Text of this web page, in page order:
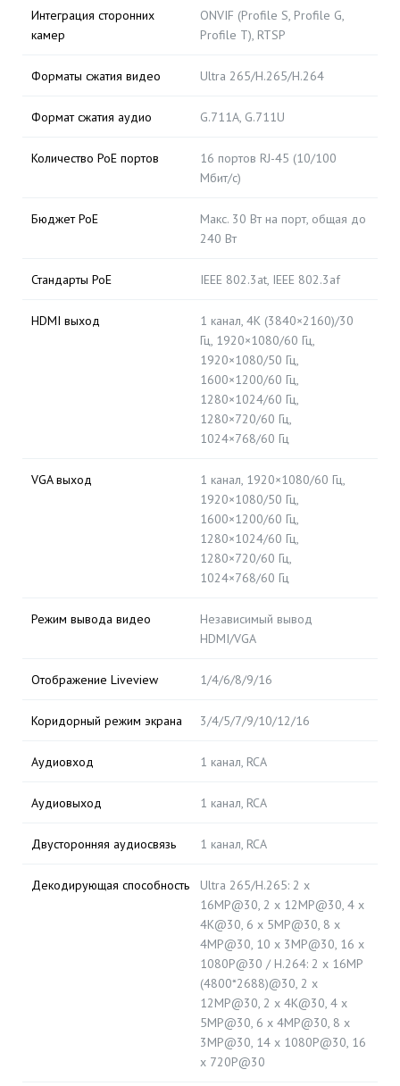
Интеграция сторонних
камер
ONVIF (Profile S, Profile G,
Profile T), RTSP
Форматы сжатия видео Ultra 265/H.265/H.264
Формат сжатия аудио G.711A, G.711U
Количество PoE портов
16 портов RJ-45 (10/100
Мбит/с)
Бюджет PoE
Макс. 30 Вт на порт, общая до
240 Вт
Стандарты PoE IEEE 802.3at, IEEE 802.3af
HDMI выход
1 канал, 4K (3840×2160)/30
Гц, 1920×1080/60 Гц,
1920×1080/50 Гц,
1600×1200/60 Гц,
1280×1024/60 Гц,
1280×720/60 Гц,
1024×768/60 Гц
VGA выход
1 канал, 1920×1080/60 Гц,
1920×1080/50 Гц,
1600×1200/60 Гц,
1280×1024/60 Гц,
1280×720/60 Гц,
1024×768/60 Гц
Режим вывода видео
Независимый вывод
HDMI/VGA
Отображение Liveview 1/4/6/8/9/16
Коридорный режим экрана 3/4/5/7/9/10/12/16
Аудиовход 1 канал, RCA
Аудиовыход 1 канал, RCA
Двусторонняя аудиосвязь 1 канал, RCA
Декодирующая способность
Ultra 265/H.265: 2 x
16MP@30, 2 x 12MP@30, 4 x
4K@30, 6 x 5MP@30, 8 x
4MP@30, 10 x 3MP@30, 16 x
1080P@30 / H.264: 2 x 16MP
(4800*2688)@30, 2 x
12MP@30, 2 x 4K@30, 4 x
5MP@30, 6 x 4MP@30, 8 x
3MP@30, 14 x 1080P@30, 16
x 720P@30